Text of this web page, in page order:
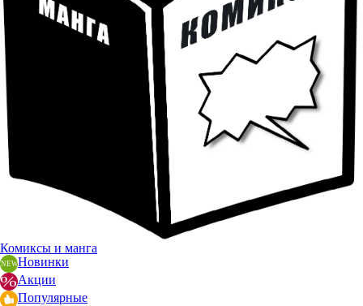
Комиксы и манга
Новинки
Акции
Популярные